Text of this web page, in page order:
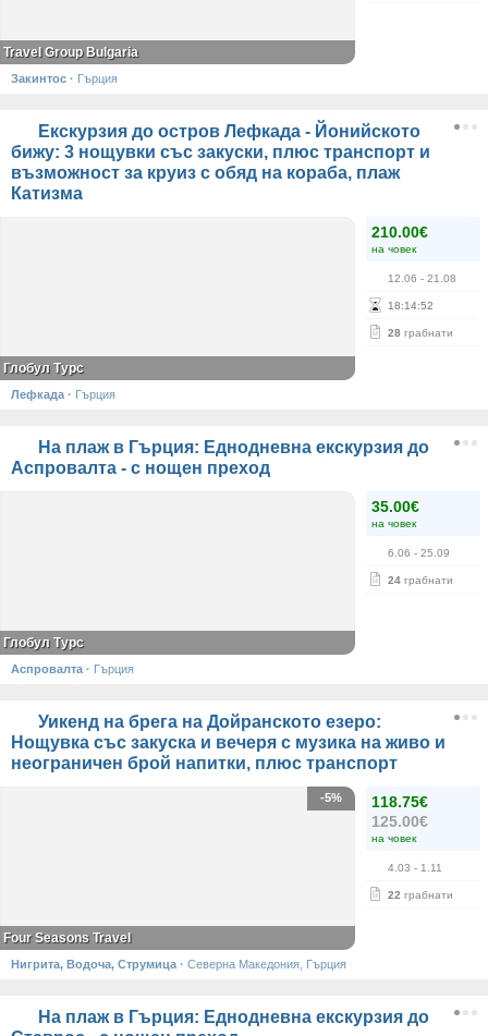
Travel Group Bulgaria
Закинтос · Гърция
Екскурзия до остров Лефкада - Йонийското
бижу: 3 нощувки със закуски, плюс транспорт и
възможност за круиз с обяд на кораба, плаж
Катизма
210.00€
на човек
12.06 - 21.08
18:14:52
28 грабнати
Глобул Турс
Лефкада · Гърция
На плаж в Гърция: Еднодневна екскурзия до
Аспровалта - с нощен преход
35.00€
на човек
6.06 - 25.09
24 грабнати
Глобул Турс
Аспровалта · Гърция
Уикенд на брега на Дойранското езеро:
Нощувка със закуска и вечеря с музика на живо и
неограничен брой напитки, плюс транспорт
118.75€
125.00€
на човек
4.03 - 1.11
22 грабнати
-5%
Four Seasons Travel
Нигрита, Водоча, Струмица · Северна Македония, Гърция
На плаж в Гърция: Еднодневна екскурзия до